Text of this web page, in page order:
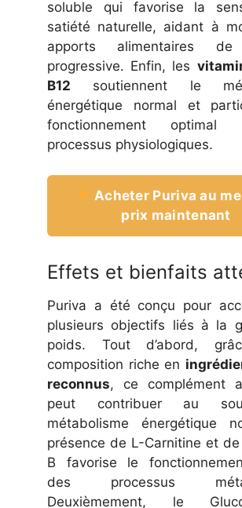
soluble qui favorise la
satiété naturelle, aidant à
apports alimentaires de
progressive. Enfin, les
B12 soutiennent le
énergétique normal et
fonctionnement
processus physiologiques.
Acheter Puriva au
prix maintenant
Effets et bienfaits
Puriva a été conçu pour
plusieurs objectifs liés à la
poids. Tout d’abord,
composition riche en
reconnus, ce complément
peut contribuer au
métabolisme énergétique
présence de L-Carnitine et
B favorise le
des processus
Deuxièmement, le